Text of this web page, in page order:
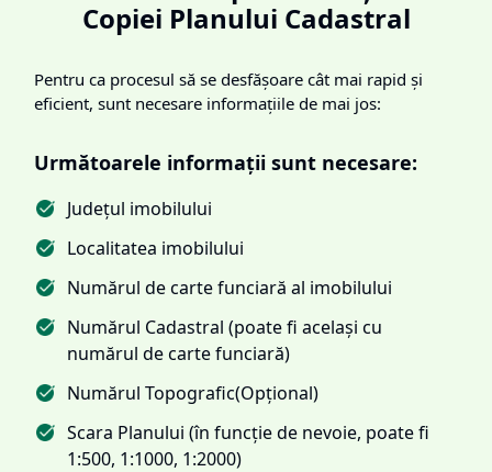
Copiei Planului Cadastral
Pentru ca procesul să se desfășoare cât mai rapid și
eficient, sunt necesare informațiile de mai jos:
Următoarele informații sunt necesare:
Județul imobilului
Localitatea imobilului
Numărul de carte funciară al imobilului
Numărul Cadastral (poate fi același cu
numărul de carte funciară)
Numărul Topografic(Opțional)
Scara Planului (în funcție de nevoie, poate fi
1:500, 1:1000, 1:2000)